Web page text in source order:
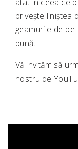
privește liniștea
geamurile de
bună.
Vă invităm să
nostru de